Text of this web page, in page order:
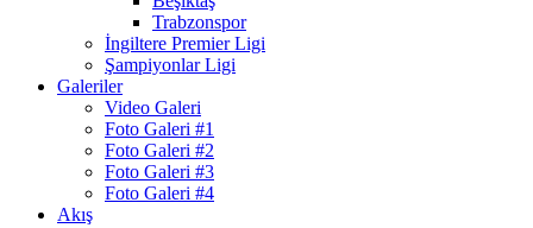
Trabzonspor
İngiltere Premier Ligi
Şampiyonlar Ligi
Galeriler
Video Galeri
Foto Galeri #1
Foto Galeri #2
Foto Galeri #3
Foto Galeri #4
Akış